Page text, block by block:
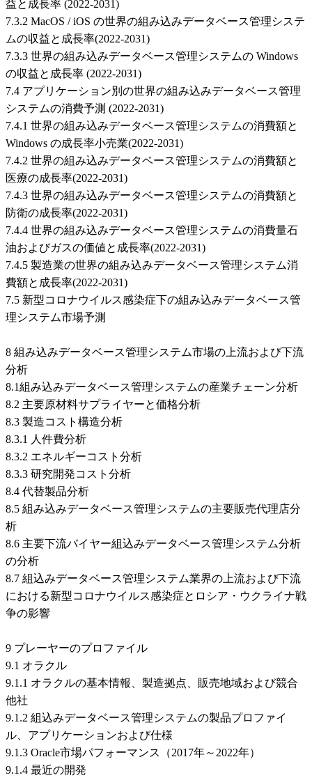
益と成長率 (2022-2031)
7.3.2 MacOS / iOS の世界の組み込みデータベース管理システ
ムの収益と成長率(2022-2031)
7.3.3 世界の組み込みデータベース管理システムの Windows
の収益と成長率 (2022-2031)
7.4 アプリケーション別の世界の組み込みデータベース管理
システムの消費予測 (2022-2031)
7.4.1 世界の組み込みデータベース管理システムの消費額と
Windows の成長率小売業(2022-2031)
7.4.2 世界の組み込みデータベース管理システムの消費額と
医療の成長率(2022-2031)
7.4.3 世界の組み込みデータベース管理システムの消費額と
防衛の成長率(2022-2031)
7.4.4 世界の組み込みデータベース管理システムの消費量石
油およびガスの価値と成長率(2022-2031)
7.4.5 製造業の世界の組み込みデータベース管理システム消
費額と成長率(2022-2031)
7.5 新型コロナウイルス感染症下の組み込みデータベース管
理システム市場予測
8 組み込みデータベース管理システム市場の上流および下流
分析
8.1組み込みデータベース管理システムの産業チェーン分析
8.2 主要原材料サプライヤーと価格分析
8.3 製造コスト構造分析
8.3.1 人件費分析
8.3.2 エネルギーコスト分析
8.3.3 研究開発コスト分析
8.4 代替製品分析
8.5 組み込みデータベース管理システムの主要販売代理店分
析
8.6 主要下流バイヤー組込みデータベース管理システム分析
の分析
8.7 組込みデータベース管理システム業界の上流および下流
における新型コロナウイルス感染症とロシア・ウクライナ戦
争の影響
9 プレーヤーのプロファイル
9.1 オラクル
9.1.1 オラクルの基本情報、製造拠点、販売地域および競合
他社
9.1.2 組込みデータベース管理システムの製品プロファイ
ル、アプリケーションおよび仕様
9.1.3 Oracle市場パフォーマンス（2017年～2022年）
9.1.4 最近の開発